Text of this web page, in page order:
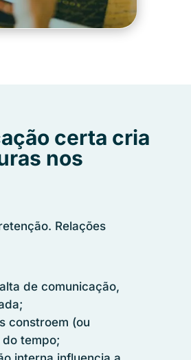
certa cria
nos
Relações
de comunicação,
constroem (ou
tempo;